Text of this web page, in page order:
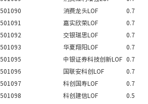
501090 消费龙头LOF
0.7
501091 嘉实欣荣LOF
0.7
501092 交银瑞思LOF
0.7
501093 华夏翔阳LOF
0.7
501095 中银证券科技创新LOF
0.7
501096 国联安科创LOF
0.7
501097 科创国寿LOF
0.7
501098 科创建信LOF
0.5